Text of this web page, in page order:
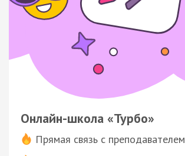
Онлайн-школа «Турбо»
Прямая связь с преподавателем